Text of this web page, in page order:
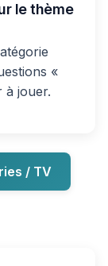
le thème
«
à jouer.
/ TV